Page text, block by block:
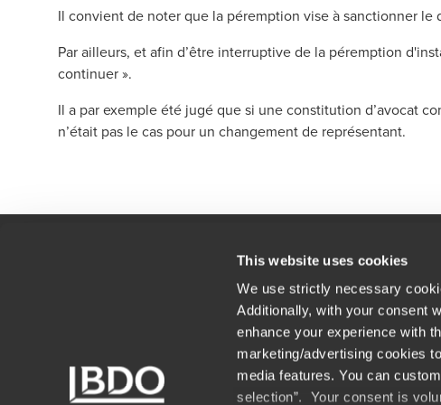
This website uses cookies
We use strictly necessary
Additionally, with your consent
enhance your experience with
marketing/advertising cookies
media features. You can
selection”. Your consent is
Il convient de noter que la péremption vise à sanctionner le
Par ailleurs, et afin d’être interruptive de la péremption
continuer ».
Il a par exemple été jugé que si une constitution d’avocat
n’était pas le cas pour un changement de représentant.
Nos
Mentions légales
Carrières
Nos associés